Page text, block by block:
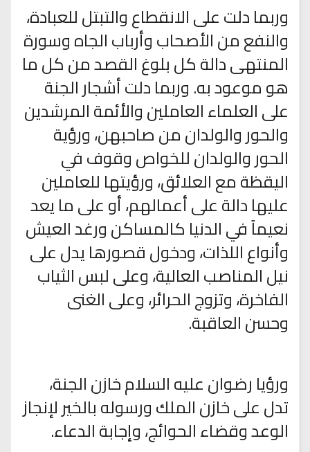
وربما دلت على الانقطاع والتبتل للعبادة،
والنفع من الأصحاب وأرباب الجاه وسورة
المنتهى دالة كل بلوغ القصد من كل ما
هو موعود به. وربما دلت أشجار الجنة
على العلماء العاملين والأئمة المرشدين
والحور والولدان من صاحبهن، ورؤية
الحور والولدان للخواص وقوف في
اليقظة مع العلائق، ورؤيتها للعاملين
عليها دالة على أعمالهم، أو على ما يعد
نعيماً في الدنيا كالمساكن ورغد العيش
وأنواع اللذات، ودخول قصورها يدل على
نيل المناصب العالية، وعلى لبس الثياب
الفاخرة، وتزوج الحرائر، وعلى الغنى
وحسن العاقبة.
ورؤيا رضوان عليه السلام خازن الجنة،
تدل على خازن الملك ورسوله بالخير لإنجاز
الوعد وقضاء الحوائج، وإجابة الدعاء.